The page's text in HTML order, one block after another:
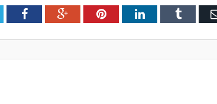
FacebookGoogle+PinterestLinkedInTumblr